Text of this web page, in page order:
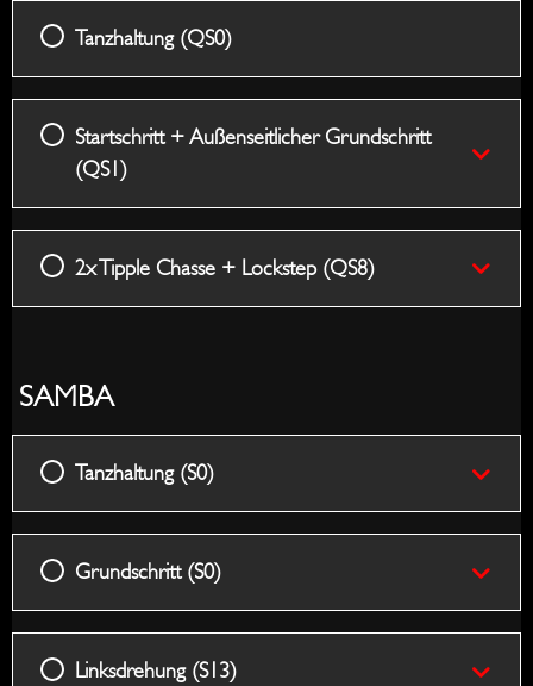
Tanzhaltung (QS0)
Startschritt + Außenseitlicher Grundschritt
(QS1)
2x Tipple Chasse + Lockstep (QS8)
SAMBA
Tanzhaltung (S0)
Grundschritt (S0)
Linksdrehung (S13)